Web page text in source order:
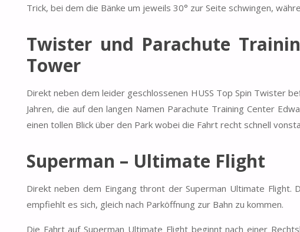
Trick, bei dem die Bänke um jeweils 30° zur Seite schwingen,
Twister und Parachute
Tower
Direkt neben dem leider geschlossenen HUSS Top Spin Twister
Jahren, die auf den langen Namen Parachute Training Center
einen tollen Blick über den Park wobei die Fahrt recht schnell
Superman – Ultimate Flight
Direkt neben dem Eingang thront der Superman Ultimate
empfiehlt es sich, gleich nach Parköffnung zur Bahn zu kommen.
Die Fahrt auf Superman Ultimate Flight beginnt nach einer